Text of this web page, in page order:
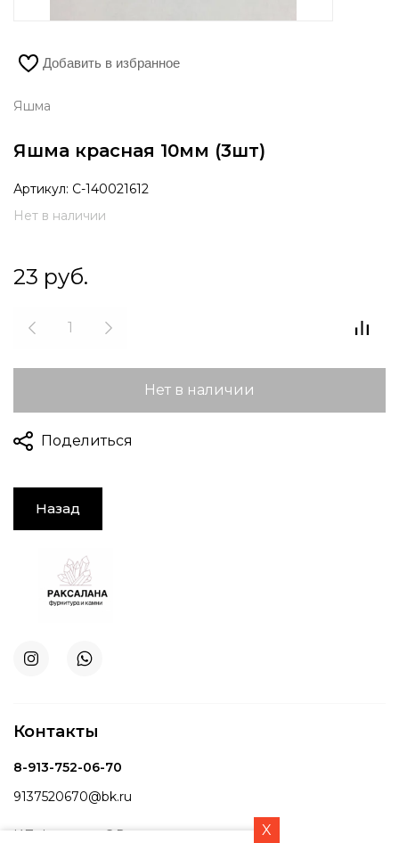
Добавить в избранное
Яшма
Яшма красная 10мм (3шт)
Артикул: С-140021612
Нет в наличии
23 руб.
Нет в наличии
Поделиться
Назад
Контакты
8-913-752-06-70
9137520670@bk.ru
ИП Фартовая С.В. X